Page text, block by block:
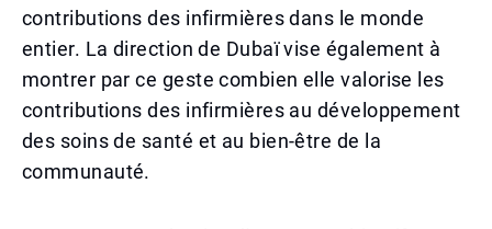
contributions des infirmières dans le monde
entier. La direction de Dubaï vise également à
montrer par ce geste combien elle valorise les
contributions des infirmières au développement
des soins de santé et au bien-être de la
communauté.